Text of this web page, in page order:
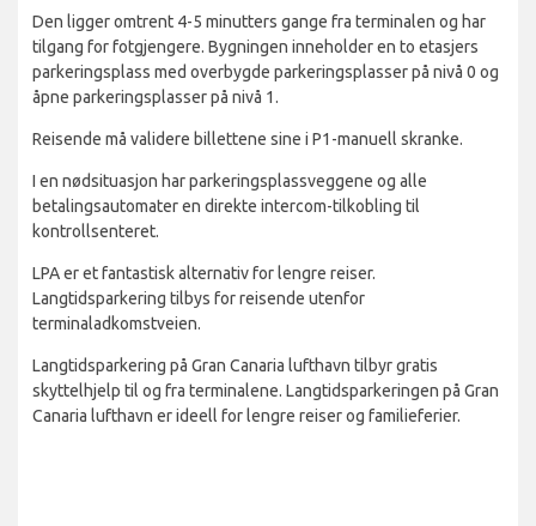
Den ligger omtrent 4-5 minutters gange fra terminalen og har
tilgang for fotgjengere. Bygningen inneholder en to etasjers
parkeringsplass med overbygde parkeringsplasser på nivå 0 og
åpne parkeringsplasser på nivå 1.
Reisende må validere billettene sine i P1-manuell skranke.
I en nødsituasjon har parkeringsplassveggene og alle
betalingsautomater en direkte intercom-tilkobling til
kontrollsenteret.
LPA er et fantastisk alternativ for lengre reiser.
Langtidsparkering tilbys for reisende utenfor
terminaladkomstveien.
Langtidsparkering på Gran Canaria lufthavn tilbyr gratis
skyttelhjelp til og fra terminalene. Langtidsparkeringen på Gran
Canaria lufthavn er ideell for lengre reiser og familieferier.